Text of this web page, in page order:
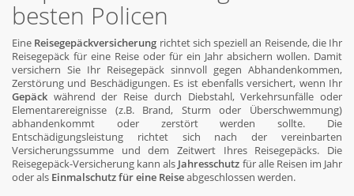
besten Policen
Eine Reisegepäckversicherung richtet sich speziell an Reisende, die Ihr
Reisegepäck für eine Reise oder für ein Jahr absichern wollen. Damit
versichern Sie Ihr Reisegepäck sinnvoll gegen Abhandenkommen,
Zerstörung und Beschädigungen. Es ist ebenfalls versichert, wenn Ihr
Gepäck während der Reise durch Diebstahl, Verkehrsunfälle oder
Elementarereignisse (z.B. Brand, Sturm oder Überschwemmung)
abhandenkommt oder zerstört werden sollte. Die
Entschädigungsleistung richtet sich nach der vereinbarten
Versicherungssumme und dem Zeitwert Ihres Reisegepäcks. Die
Reisegepäck-Versicherung kann als Jahresschutz für alle Reisen im Jahr
oder als Einmalschutz für eine Reiseabgeschlossen werden.